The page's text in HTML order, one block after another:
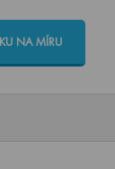
NA MÍRU